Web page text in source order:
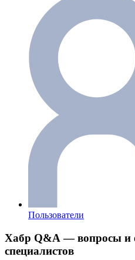
Пользователи
Хабр Q&A — вопросы и
специалистов